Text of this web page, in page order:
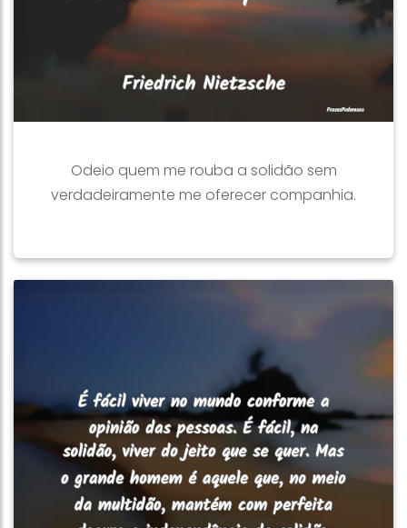
Odeio quem me rouba a solidão sem
verdadeiramente me oferecer companhia.